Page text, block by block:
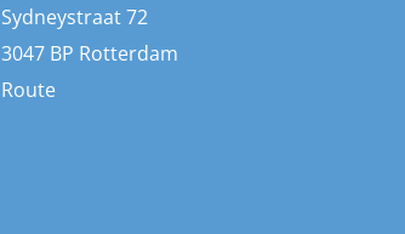
Sydneystraat 72
3047 BP Rotterdam
Route